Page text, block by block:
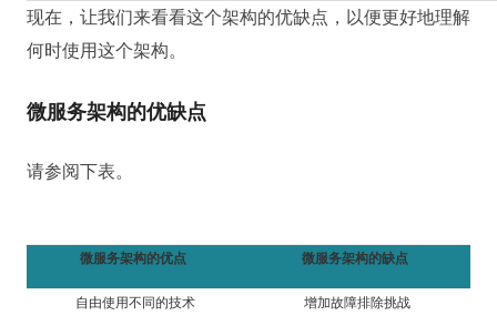
现在，让我们来看看这个架构的优缺点，以便更好地理解
何时使用这个架构。
微服务架构的优缺点
请参阅下表。
微服务架构的优点 微服务架构的缺点
自由使用不同的技术 增加故障排除挑战